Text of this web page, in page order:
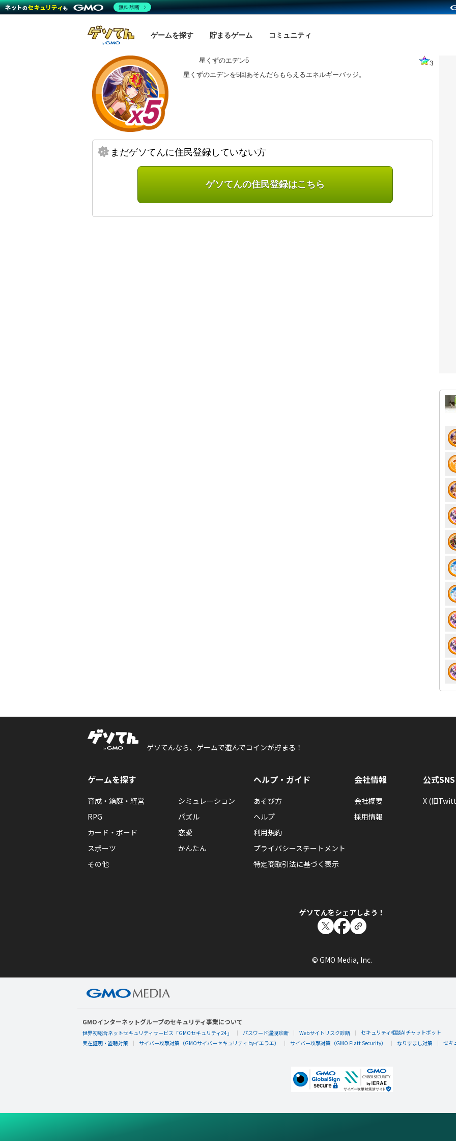
ゲームを探す 貯まるゲーム コミュニティ
星くずのエデン5
3
星くずのエデンを5回あそんだらもらえるエネルギーバッジ。
まだゲソてんに住民登録していない方
ゲソてんの住民登録はこちら
ゲソてんなら、ゲームで遊んでコインが貯まる！
ゲームを探す
育成・箱庭・経営
シミュレーション
RPG
パズル
カード・ボード
恋愛
スポーツ
かんたん
その他
ヘルプ・ガイド
あそび方
ヘルプ
利用規約
プライバシーステートメント
特定商取引法に基づく表示
会社情報
会社概要
採用情報
公式SNS
X (旧
ゲソてんをシェアしよう！
© GMO Media, Inc.
GMOインターネットグループのセキュリティ事業について
世界初総合ネットセキュリティサービス「GMOセキュリティ24」 パスワード漏洩診断 Webサイトリスク診断
セキュリティ相談AIチャットボット
実在証明・盗聴対策
サイバー攻撃対策（GMOサイバーセキュリティ byイエラエ） サイバー攻撃対策（GMO Flatt Security） なりすまし対策 セキ
無料診断